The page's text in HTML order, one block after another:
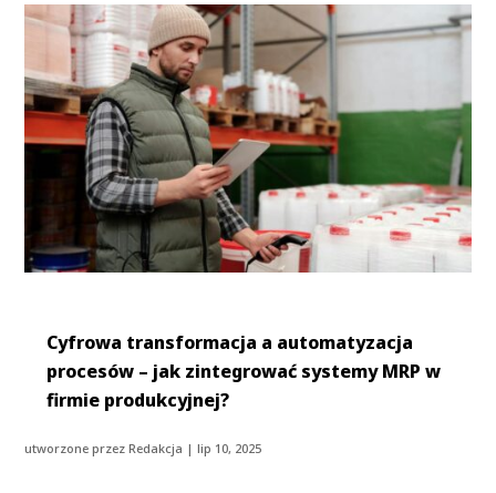
Cyfrowa transformacja a automatyzacja
procesów – jak zintegrować systemy MRP w
firmie produkcyjnej?
utworzone przezRedakcja |lip 10, 2025